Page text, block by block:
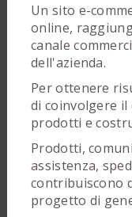
Un sito e-
online,
canale
dell'azienda.
Per ottenere
di coinvolgere
prodotti e
Prodotti,
assistenza,
contribuiscono
progetto di